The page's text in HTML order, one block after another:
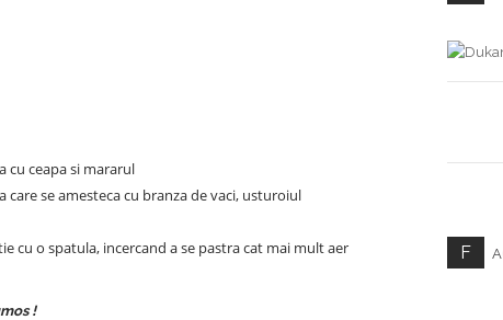
cu ceapa si mararul
se amesteca cu branza de vaci, usturoiul
cu o spatula, incercand a se pastra cat mai mult aer
!
F